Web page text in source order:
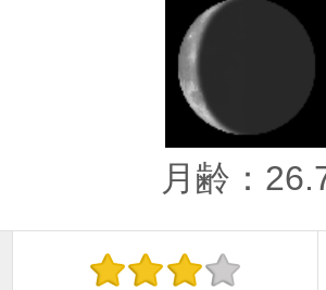
月齢：